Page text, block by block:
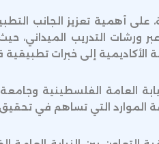
أهمية تعزيز الجانب
ورشات التدريب الميداني،
الأكاديمية إلى خبرات
العامة الفلسطينية
الموارد التي تساهم في تحقيق